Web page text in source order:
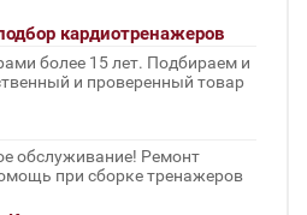
кардиотренажеров
более 15 лет. Подбираем и
и проверенный товар
обслуживание! Ремонт
при сборке тренажеров